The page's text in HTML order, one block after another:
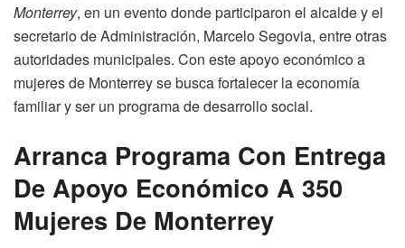
Monterrey, en un evento donde participaron el alcalde y el
secretario de Administración, Marcelo Segovia, entre otras
autoridades municipales. Con este apoyo económico a
mujeres de Monterrey se busca fortalecer la economía
familiar y ser un programa de desarrollo social.
Arranca Programa Con Entrega
De Apoyo Económico A 350
Mujeres De Monterrey